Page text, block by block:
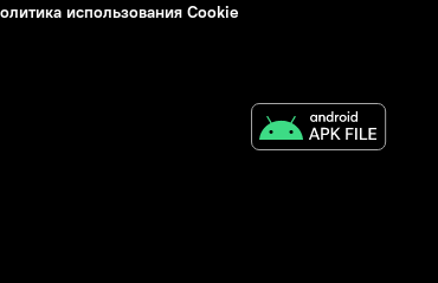
использования Cookie